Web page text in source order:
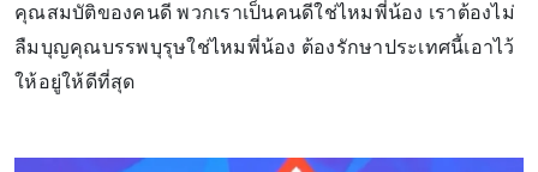
คุณสมบัติของคนดี พวกเราเป็นคนดีใช่ไหมพี่น้อง เราต้องไม่
ลืมบุญคุณบรรพบุรุษใช่ไหมพี่น้อง ต้องรักษาประเทศนี้เอาไว้
ให้อยู่ให้ดีที่สุด